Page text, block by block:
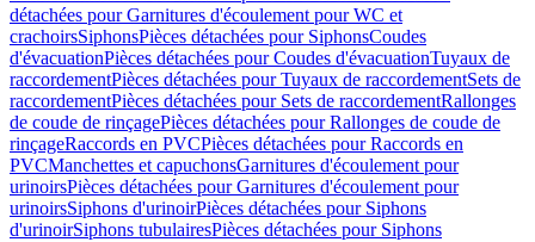
détachées pour Garnitures d'écoulement pour WC et
crachoirsSiphonsPièces détachées pour SiphonsCoudes
d'évacuationPièces détachées pour Coudes d'évacuationTuyaux de
raccordementPièces détachées pour Tuyaux de raccordementSets de
raccordementPièces détachées pour Sets de raccordementRallonges
de coude de rinçagePièces détachées pour Rallonges de coude de
rinçageRaccords en PVCPièces détachées pour Raccords en
PVCManchettes et capuchonsGarnitures d'écoulement pour
urinoirsPièces détachées pour Garnitures d'écoulement pour
urinoirsSiphons d'urinoirPièces détachées pour Siphons
d'urinoirSiphons tubulairesPièces détachées pour Siphons